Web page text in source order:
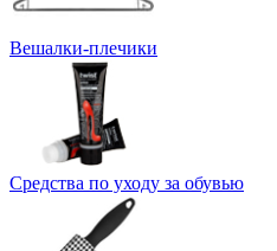
Вешалки-плечики
Средства по уходу за обувью